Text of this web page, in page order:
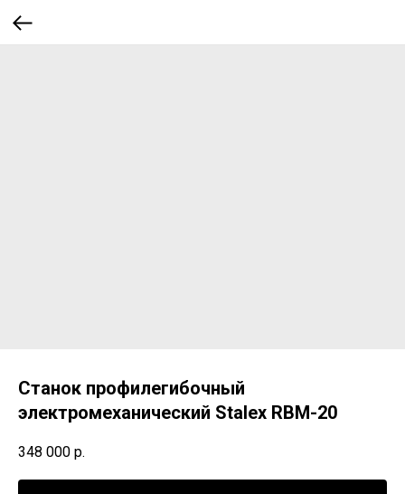
Станок профилегибочный
электромеханический Stalex RBM-20
348 000 р.